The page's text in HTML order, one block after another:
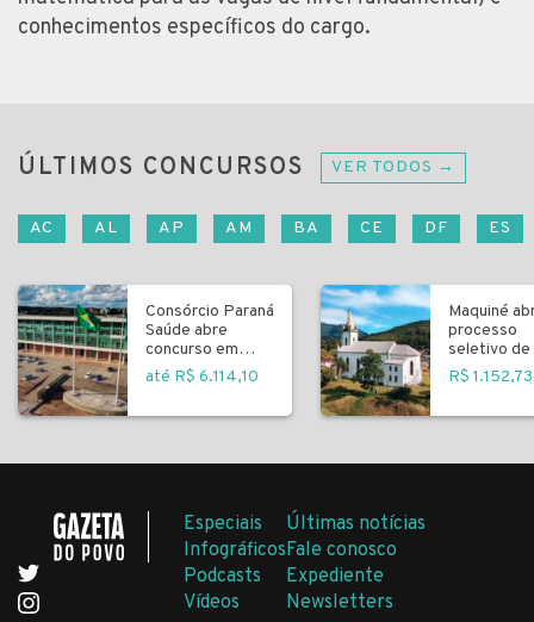
conhecimentos específicos do cargo.
ÚLTIMOS CONCURSOS VER TODOS →
AC AL AP AM BA CE DF ES
Consórcio Paraná
Saúde abre
concurso em
Curitiba
até R$ 6.114,10
Maquiné
processo
seletivo de
R$ 1.152,73
Especiais
Infográficos
Podcasts
Vídeos
Últimas notícias
Fale conosco
Expediente
Newsletters